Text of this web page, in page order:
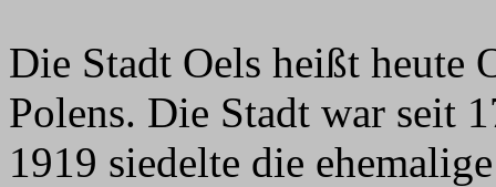
Die Stadt Oels heißt heute
Polens. Die Stadt war seit
1919 siedelte die